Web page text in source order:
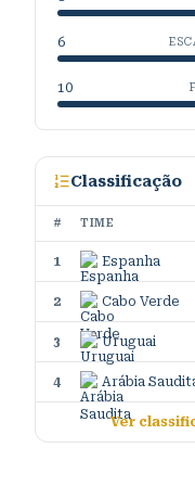
6
10
Classificação
# TIME
1 Espanha
2 Cabo Verde
3 Uruguai
4 Arábia
Ver